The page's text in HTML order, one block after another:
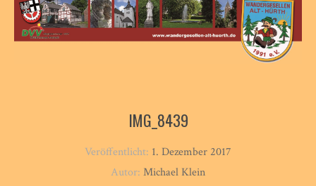
IMG_8439
Veröffentlicht: 1. Dezember 2017
Autor: Michael Klein